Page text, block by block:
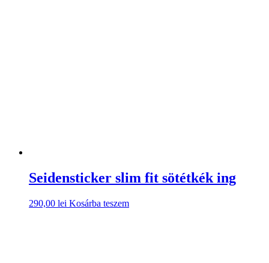
Seidensticker slim fit sötétkék ing
290,00 lei Kosárba teszem